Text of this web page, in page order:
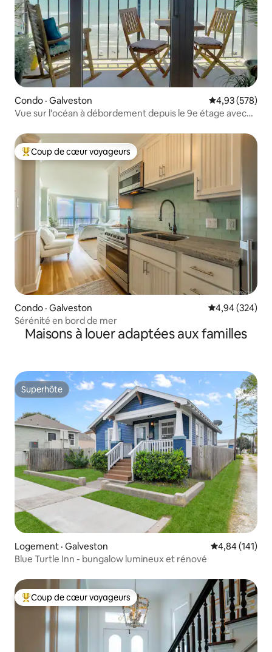
Condo · Galveston Note
4,93 (578)
Vue sur l'océan à débordement depuis le 9e étage avec
Coup de cœur voyageurs parmi les plus aimés
Coup de cœur voyageurs
Condo · Galveston Note
4,94 (324)
Sérénité en bord de mer
Maisons à louer adaptées aux familles
Superhôte
Superhôte
Logement · Galveston Note
4,84 (141)
Blue Turtle Inn - bungalow lumineux et rénové
Coup de cœur voyageurs parmi les plus aimés
Coup de cœur voyageurs